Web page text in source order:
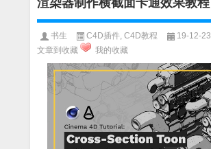
书生 C4D插件 C4D教程 19-12-23
文章到收藏
我的收藏